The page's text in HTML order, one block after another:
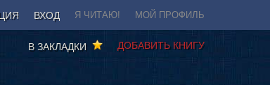
ВХОД Я ЧИТАЮ! МОЙ ПРОФИЛЬ
ДОБАВИТЬ КНИГУ
В ЗАКЛАДКИ